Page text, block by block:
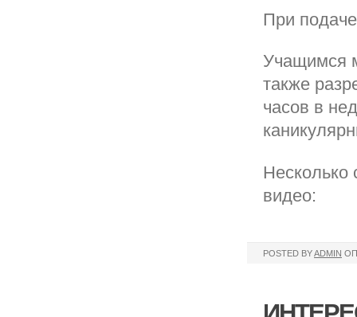
При
Учащимся
также
часов в
Несколько
видео:
POSTED BYADMIN